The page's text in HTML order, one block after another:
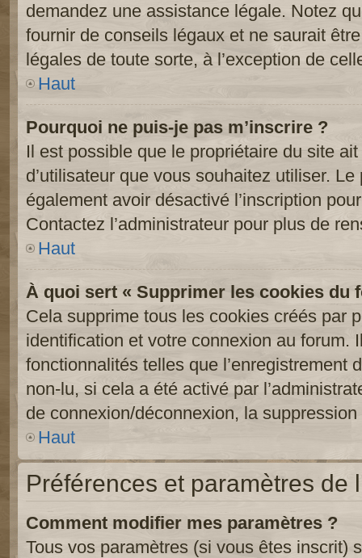
demandez une assistance légale. Notez
fournir de conseils légaux et ne saurait
légales de toute sorte, à l’exception de
Haut
Pourquoi ne puis-je pas m’inscrire ?
Il est possible que le propriétaire du site
d’utilisateur que vous souhaitez utiliser.
également avoir désactivé l’inscription
Contactez l’administrateur pour plus de
Haut
À quoi sert « Supprimer les cookies du
Cela supprime tous les cookies créés par
identification et votre connexion au forum.
fonctionnalités telles que l’enregistrement
non-lu, si cela a été activé par
de connexion/déconnexion, la
Haut
Préférences et paramètres de
Comment modifier mes paramètres ?
Tous vos paramètres (si vous êtes inscrit)